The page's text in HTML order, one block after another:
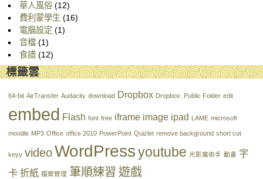
華人風俗 (12)
費利蒙學生 (16)
電腦設定 (1)
音檔 (1)
食譜 (12)
標籤雲
64-bit AirTransfer Audacity download Dropbox Dropbox. Public Folder edit
embed Flash font free iframe image ipad LAME microsoft
moodle MP3 Office office 2010 PowerPoint Quizlet remove background short cut
keyy videoWordPress youtube 光影魔術手 動畫 字
卡 折紙 檔案管理 筆順練習 遊戲